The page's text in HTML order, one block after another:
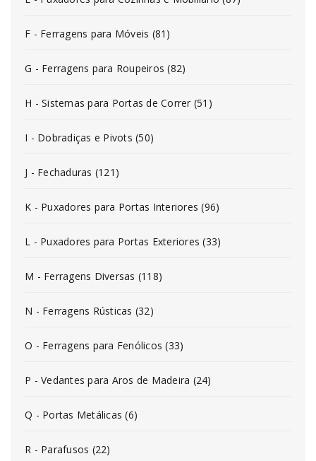
F - Ferragens para Móveis (81)
G - Ferragens para Roupeiros (82)
H - Sistemas para Portas de Correr (51)
I - Dobradiças e Pivots (50)
J - Fechaduras (121)
K - Puxadores para Portas Interiores (96)
L - Puxadores para Portas Exteriores (33)
M - Ferragens Diversas (118)
N - Ferragens Rústicas (32)
O - Ferragens para Fenólicos (33)
P - Vedantes para Aros de Madeira (24)
Q - Portas Metálicas (6)
R - Parafusos (22)